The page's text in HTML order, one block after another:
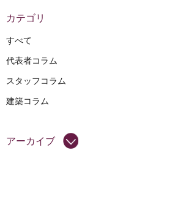
カテゴリ
すべて
代表者コラム
スタッフコラム
建築コラム
アーカイブ